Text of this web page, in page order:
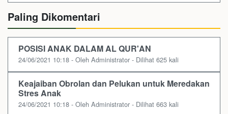
Paling Dikomentari
POSISI ANAK DALAM AL QUR'AN
24/06/2021 10:18 - Oleh Administrator - Dilihat 625 kali
Keajaiban Obrolan dan Pelukan untuk Meredakan
Stres Anak
24/06/2021 10:18 - Oleh Administrator - Dilihat 663 kali